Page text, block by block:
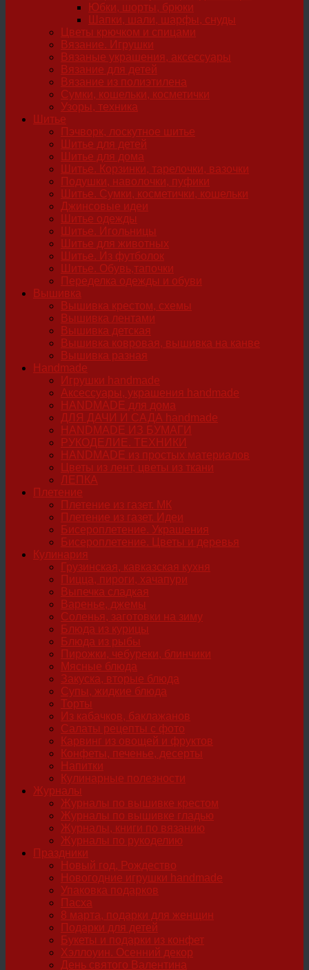
Юбки, шорты, брюки
Шапки, шали, шарфы, снуды
Цветы крючком и спицами
Вязание. Игрушки
Вязаные украшения, аксессуары
Вязание для детей
Вязание из полиэтилена
Сумки, кошельки, косметички
Узоры, техника
Шитье
Пэчворк, лоскутное шитье
Шитье для детей
Шитье для дома
Шитье. Корзинки, тарелочки, вазочки
Подушки, наволочки, пуфики
Шитье. Сумки, косметички, кошельки
Джинсовые идеи
Шитье одежды
Шитье. Игольницы
Шитье для животных
Шитье. Из футболок
Шитье. Обувь,тапочки
Переделка одежды и обуви
Вышивка
Вышивка крестом, схемы
Вышивка лентами
Вышивка детская
Вышивка ковровая, вышивка на канве
Вышивка разная
Handmade
Игрушки handmade
Аксессуары, украшения handmade
HANDMADE для дома
ДЛЯ ДАЧИ И САДА handmade
HANDMADE ИЗ БУМАГИ
РУКОДЕЛИЕ. ТЕХНИКИ
HANDMADE из простых материалов
Цветы из лент, цветы из ткани
ЛЕПКА
Плетение
Плетение из газет. МК
Плетение из газет. Идеи
Бисероплетение. Украшения
Бисероплетение. Цветы и деревья
Кулинария
Грузинская, кавказская кухня
Пицца, пироги, хачапури
Выпечка сладкая
Варенье, джемы
Соленья, заготовки на зиму
Блюда из курицы
Блюда из рыбы
Пирожки, чебуреки, блинчики
Мясные блюда
Закуска, вторые блюда
Супы, жидкие блюда
Торты
Из кабачков, баклажанов
Салаты рецепты с фото
Карвинг из овощей и фруктов
Конфеты, печенье, десерты
Напитки
Кулинарные полезности
Журналы
Журналы по вышивке крестом
Журналы по вышивке гладью
Журналы, книги по вязанию
Журналы по рукоделию
Праздники
Новый год, Рождество
Новогодние игрушки handmade
Упаковка подарков
Пасха
8 марта, подарки для женщин
Подарки для детей
Букеты и подарки из конфет
Хэллоуин. Осенний декор
День святого Валентина